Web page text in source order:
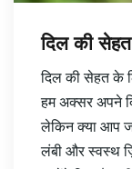
दिल की
दिल की सेहत के
हम अक्सर अपने
लेकिन क्या आप
लंबी और स्वस्थ